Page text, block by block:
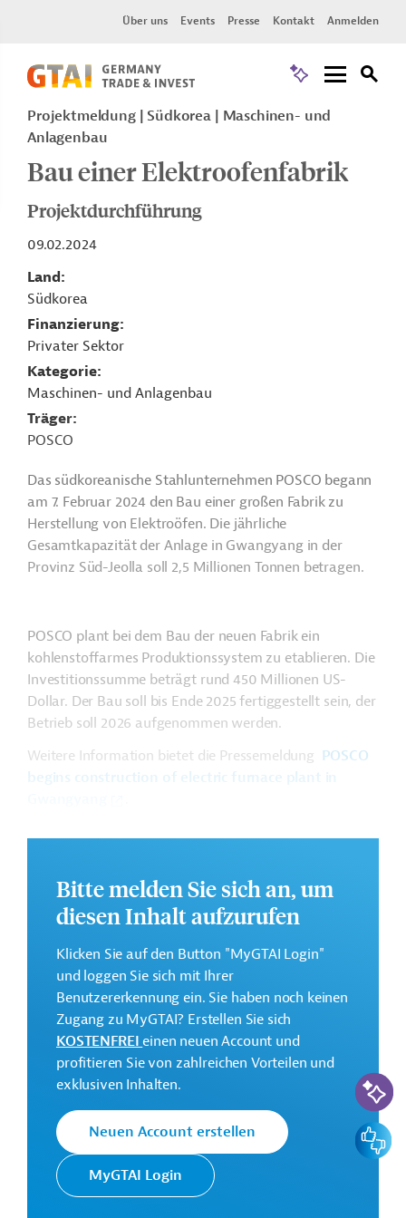
Über uns Events Presse Kontakt Anmelden
Projektmeldung Südkorea
Maschinen- und
Anlagenbau
Bau einer Elektroofenfabrik
Projektdurchführung
09.02.2024
Land
Südkorea
Finanzierung
Privater Sektor
Kategorie
Maschinen- und Anlagenbau
Träger
POSCO
Das südkoreanische Stahlunternehmen POSCO begann
am 7. Februar 2024 den Bau einer großen Fabrik zu
Herstellung von Elektroöfen. Die jährliche
Gesamtkapazität der Anlage in Gwangyang in der
Provinz Süd-Jeolla soll 2,5 Millionen Tonnen betragen.
POSCO plant bei dem Bau der neuen Fabrik ein
kohlenstoffarmes Produktionssystem zu etablieren. Die
Investitionssumme beträgt rund 450 Millionen US-
Dollar. Der Bau soll bis Ende 2025 fertiggestellt sein, der
Betrieb soll 2026 aufgenommen werden.
Weitere Information bietet die Pressemeldung POSCO
begins construction of electric furnace plant in
450 Millionen US-Dollar
Kontaktadresse
POSCO
Bitte melden Sie sich an, um
diesen Inhalt aufzurufen
Klicken Sie auf den Button "MyGTAI Login"
und loggen Sie sich mit Ihrer
Benutzererkennung ein. Sie haben noch keinen
Zugang zu MyGTAI? Erstellen Sie sich
KOSTENFREIeinen neuen Account und
profitieren Sie von zahlreichen Vorteilen und
exklusiven Inhalten.
Neuen Account erstellen
MyGTAI Login
KI-